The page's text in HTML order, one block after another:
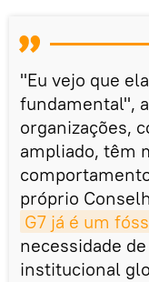
"Eu vejo que
fundamental",
organizações,
ampliado, têm
próprio
G7 já é um
necessidade
institucional